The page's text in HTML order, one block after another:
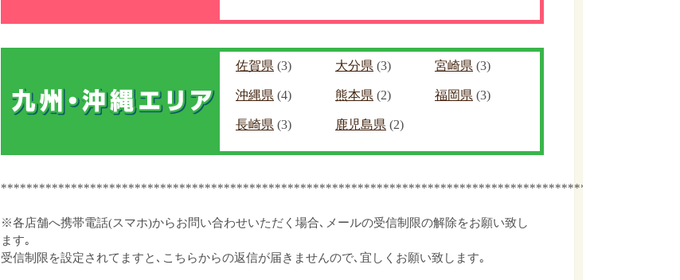
佐賀県 (3) 大分県 (3) 宮崎県 (3)
沖縄県 (4) 熊本県 (2) 福岡県 (3)
長崎県 (3) 鹿児島県 (2)
**************************************************************************************************
※各店舗へ携帯電話(スマホ)からお問い合わせいただく場合､メールの受信制限の解除をお願い致し
ます｡
受信制限を設定されてますと､こちらからの返信が届きませんので､宜しくお願い致します｡